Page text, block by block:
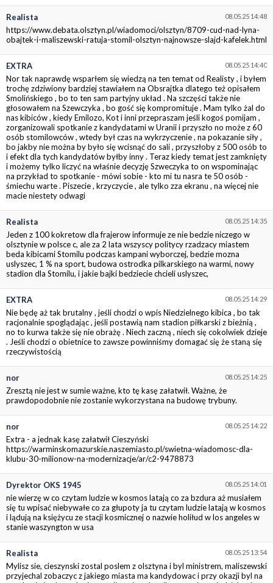
08.05.25 14:48
Realista
https://www.debata.olsztyn.pl/wiadomoci/olsztyn/8709-cud-nad-lyna-
obajtek-i-maliszewski-ratuja-stomil-olsztyn-najnowsze-slajd-kafelek.html
08.05.25 14:40
EXTRA
Nor tak naprawdę wsparłem się wiedzą na ten temat od Realisty , i byłem
trochę zdziwiony bardziej stawiałem na Obsrajtka dlatego też opisałem
Smolińskiego , bo to ten sam partyjny układ . Na szczęści także nie
głosowałem na Szewczyka , bo gość się kompromituje . Mam tylko żal do
nas kibiców , kiedy Emilozo, Kot i inni przepraszam jeśli kogoś pomijam ,
zorganizowali spotkanie z kandydatami w Uranii i przyszło no może z 60
osób stomilowców , wtedy był czas na wykrzyczenie , na pokazanie siły ,
bo jakby nie można by było się wcisnąć do sali , przyszłoby z 500 osób to
i efekt dla tych kandydatów byłby inny . Teraz kiedy temat jest zamknięty
i możemy tylko liczyć na właśnie decyzję Szweczyka to on wspominając
na przykład to spotkanie - mówi sobie - kto mi tu nasra te 50 osób -
śmiechu warte . Piszecie , krzyczycie , ale tylko zza ekranu , na więcej nie
macie niestety odwagi
08.05.25 14:35
Realista
Jeden z 100 kokretow dla frajerow informuje ze nie bedzie niczego w
olsztynie w polsce c, ale za 2 lata wszyscy politycy rzadzacy miastem
beda kibicami Stomilu podczas kampani wyborczej, bedzie mozna
uslyszec, 1 % na sport, budowa ostrodka pilkarskiego na warmi, nowy
stadion dla Stomilu, i jakie bajki bedziecie chcieli uslyszec,
08.05.25 14:29
EXTRA
Nie będę aż tak brutalny , jeśli chodzi o wpis Niedzielnego kibica , bo tak
racjonalnie spoglądając , jeśli postawią nam stadion piłkarski z bieżnią ,
no to kurwa także się nie obrażę . Niech zaczną , niech się cokolwiek dzieje
. Jeśli chodzi o obietnice to zawsze powinniśmy domagać się że staną się
rzeczywistością
08.05.25 14:25
nor
Zresztą nie jest w sumie ważne, kto tę kasę załatwił. Ważne, że
prawdopodobnie nie zostanie wykorzystana na budowę trybuny.
08.05.25 14:22
nor
Extra - a jednak kasę załatwił Cieszyński
https://warminskomazurskie.naszemiasto.pl/swietna-wiadomosc-dla-
klubu-30-milionow-na-modernizacje/ar/c2-9478873
08.05.25 14:01
Dyrektor OKS 1945
nie wierzę w co czytam ludzie w kosmos latają co za bzdura aż musiałem
się tu wpisać niebywałe co za głupoty ja tu czytam ludzie latają w kosmos
i lądują na księżycu ze stacji kosmicznej o nazwie holiłud w los angeles w
stanie waszyngton w usa
08.05.25 13:54
Realista
Mylisz sie, cieszynski zostal poslem z olsztyna i byl ministrem, maliszewski
przyjechal zobaczyc z jakiego miasta ma kandydowac i przy okazji byl na